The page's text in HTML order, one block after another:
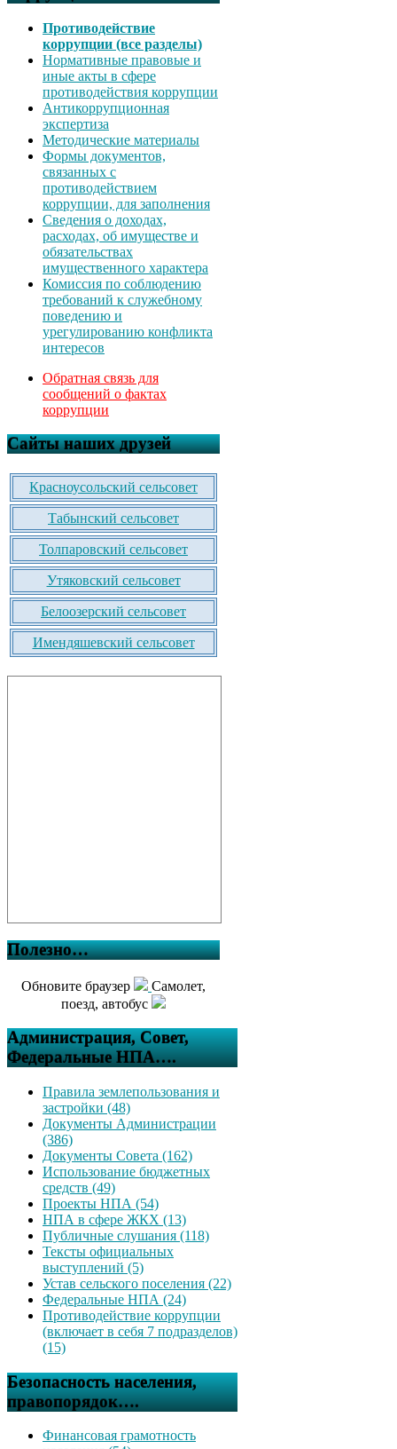
Противодействие
коррупции (все разделы)
Нормативные правовые и
иные акты в сфере
противодействия коррупции
Антикоррупционная
экспертиза
Методические материалы
Формы документов,
связанных с
противодействием
коррупции, для заполнения
Сведения о доходах,
расходах, об имуществе и
обязательствах
имущественного характера
Комиссия по соблюдению
требований к служебному
поведению и
урегулированию конфликта
интересов
Обратная связь для
сообщений о фактах
коррупции
Сайты наших друзей
Красноусольский сельсовет
Табынский сельсовет
Толпаровский сельсовет
Утяковский сельсовет
Белоозерский сельсовет
Имендяшевский сельсовет
Полезно…
Обновите браузер
Самолет,
поезд, автобус
Администрация, Совет,
Федеральные НПА….
Правила землепользования и
застройки (48)
Документы Администрации
(386)
Документы Совета (162)
Использование бюджетных
средств (49)
Проекты НПА (54)
НПА в сфере ЖКХ (13)
Публичные слушания (118)
Тексты официальных
выступлений (5)
Устав сельского поселения (22)
Федеральные НПА (24)
Противодействие коррупции
(включает в себя 7 подразделов)
(15)
Безопасность населения,
правопорядок….
Финансовая грамотность